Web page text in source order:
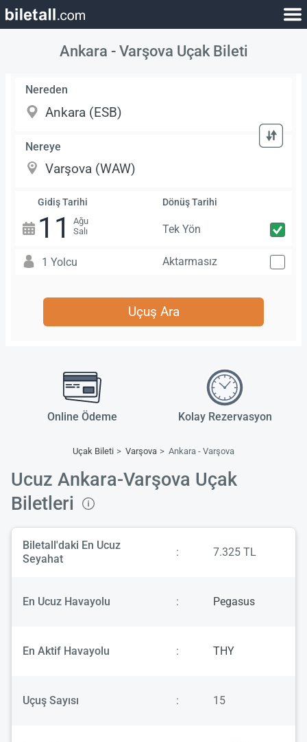
Ankara - Varşova Uçak Bileti
Nereden
Nereye
Gidiş Tarihi
11
Ağu
Salı
Dönüş Tarihi
Tek Yön
1 Yolcu Aktarmasız
Uçuş Ara
Online Ödeme Kolay Rezervasyon
Uçak Bileti Varşova Ankara - Varşova
Ucuz Ankara-Varşova Uçak
Biletleri
Biletall'daki En Ucuz
Seyahat
: 7.325 TL
En Ucuz Havayolu : Pegasus
En Aktif Havayolu : THY
Uçuş Sayısı : 15